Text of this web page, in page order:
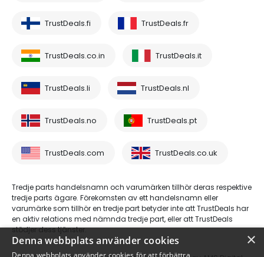
TrustDeals.fi TrustDeals.fr
TrustDeals.co.in TrustDeals.it
TrustDeals.li TrustDeals.nl
TrustDeals.no TrustDeals.pt
TrustDeals.com TrustDeals.co.uk
Tredje parts handelsnamn och varumärken tillhör deras respektive
tredje parts ägare. Förekomsten av ett handelsnamn eller
varumärke som tillhör en tredje part betyder inte att TrustDeals har
en aktiv relations med nämnda tredje part, eller att TrustDeals
stödjer dess tjänster.
×
Denna webbplats använder cookies
Denna webbplats använder cookies för att förbättra